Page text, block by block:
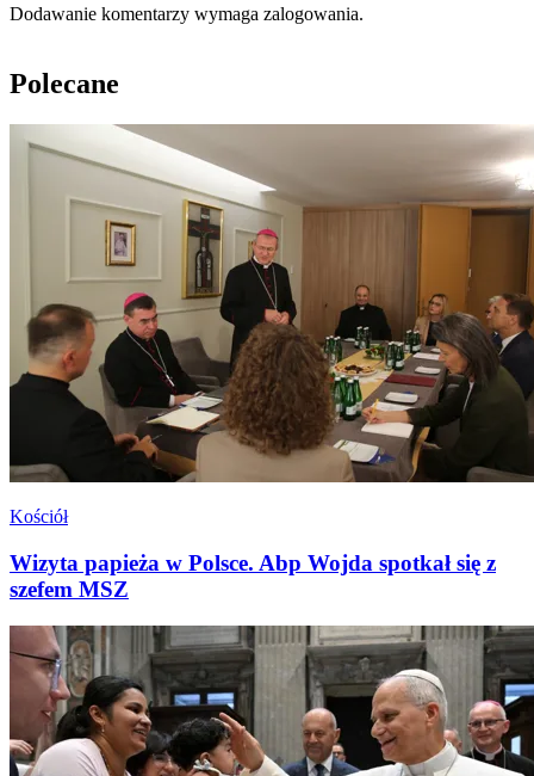
Dodawanie komentarzy wymaga zalogowania.
Polecane
Kościół
Wizyta papieża w Polsce. Abp Wojda spotkał się z
szefem MSZ